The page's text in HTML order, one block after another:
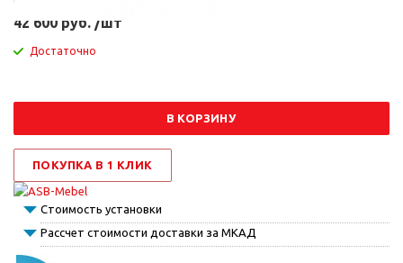
42 600 руб. /шт
Достаточно
В КОРЗИНУ
ПОКУПКА В 1 КЛИК
Стоимость установки
Рассчет стоимости доставки за МКАД